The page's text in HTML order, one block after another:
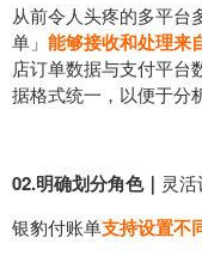
从前令人头疼的多平台
单」 能够接收和处理来
店订单数据与支付平台
据格式统一，以便于分
02.明确划分角色｜ 灵
银豹付账单支持设置不